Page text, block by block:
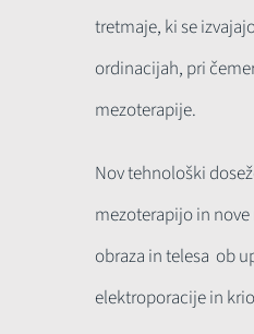
tretmaje, ki se
ordinacijah, pri
mezoterapije.
Nov tehnološki
mezoterapijo in
obraza in telesa ob
elektroporacije in